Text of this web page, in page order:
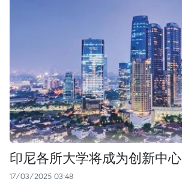
印尼各所大学将成为创新中心
17/03/2025 03:48